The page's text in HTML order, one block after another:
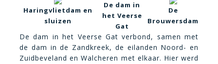
Haringvlietdam en
sluizen
De dam in
het Veerse
Gat
De
Brouwersdam
De dam in het Veerse Gat verbond, samen met
de dam in de Zandkreek, de eilanden Noord- en
Zuidbeveland en Walcheren met elkaar. Hier werd